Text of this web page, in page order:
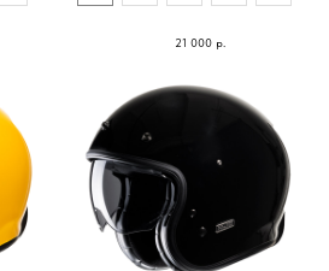
21 000 р.